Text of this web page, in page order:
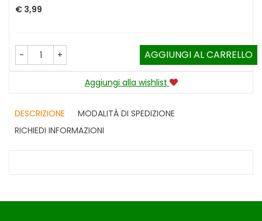
Prezzo
€ 3,99
- + AGGIUNGI AL CARRELLO
Aggiungi alla wishlist
DESCRIZIONE
MODALITÀ DI SPEDIZIONE
RICHIEDI INFORMAZIONI